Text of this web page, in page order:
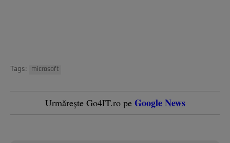
Tags: microsoft
Urmărește Go4IT.ro pe Google News